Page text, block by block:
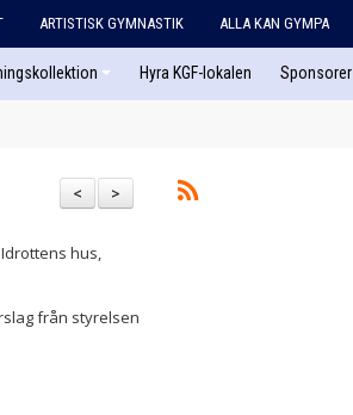
ARTISTISK GYMNASTIK ALLA KAN GYMPA
Hyra KGF-lokalen Sponsorer
>
<
hus,
från styrelsen